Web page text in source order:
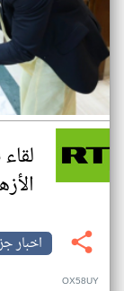
اخبار
OX58UY